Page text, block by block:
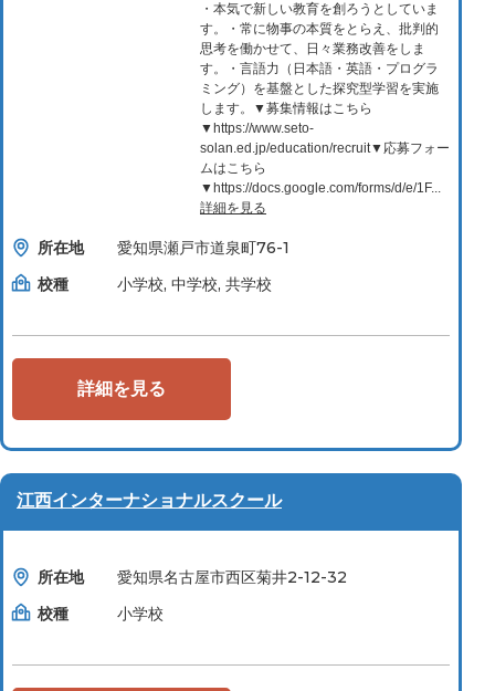
・本気で新しい教育を創ろうとしていま
す。・常に物事の本質をとらえ、批判的
思考を働かせて、日々業務改善をしま
す。・言語力（日本語・英語・プログラ
ミング）を基盤とした探究型学習を実施
します。▼募集情報はこちら
▼https://www.seto-
solan.ed.jp/education/recruit▼応募フォー
ムはこちら
▼https://docs.google.com/forms/d/e/1F...
詳細を見る
所在地
愛知県瀬戸市道泉町76-1
校種
小学校, 中学校, 共学校
詳細を見る
江西インターナショナルスクール
所在地
愛知県名古屋市西区菊井2-12-32
校種
小学校